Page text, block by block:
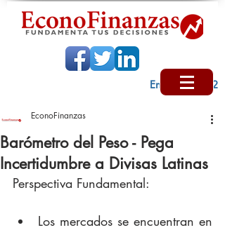
Encabezado 2
Barómetro del Peso - Pega
Incertidumbre a Divisas Latinas
EconoFinanzas
Perspectiva Fundamental:
Los mercados se encuentran en